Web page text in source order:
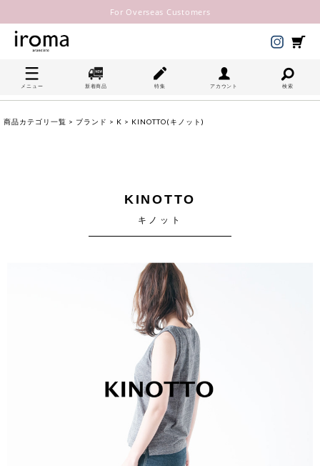
For Overseas Customers
メニュー 新着商品 特集 アカウント 検索
商品カテゴリ一覧 > ブランド > K > KINOTTO(キノット)
KINOTTO
キノット